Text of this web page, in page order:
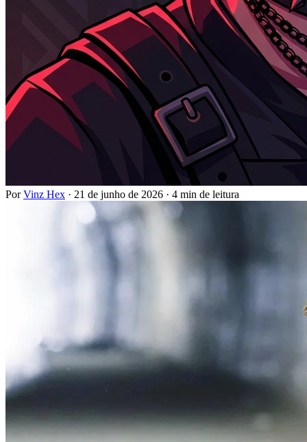
PorVinz Hex · 21 de junho de 2026 · 4 min de leitura